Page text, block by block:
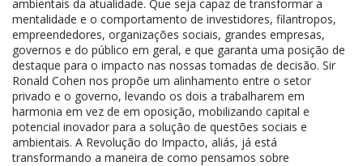
ambientais da atualidade. Que seja capaz de transformar a
mentalidade e o comportamento de investidores, filantropos,
empreendedores, organizações sociais, grandes empresas,
governos e do público em geral, e que garanta uma posição de
destaque para o impacto nas nossas tomadas de decisão. Sir
Ronald Cohen nos propõe um alinhamento entre o setor
privado e o governo, levando os dois a trabalharem em
harmonia em vez de em oposição, mobilizando capital e
potencial inovador para a solução de questões sociais e
ambientais. A Revolução do Impacto, aliás, já está
transformando a maneira de como pensamos sobre